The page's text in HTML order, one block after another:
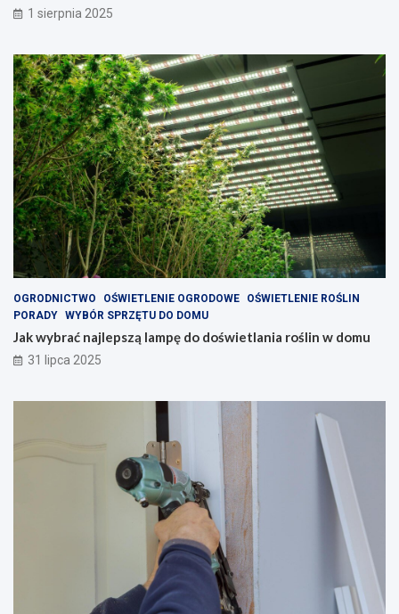
1 sierpnia 2025
OGRODNICTWO OŚWIETLENIE OGRODOWE
OŚWIETLENIE ROŚLIN
PORADY WYBÓR SPRZĘTU DO DOMU
Jak wybrać najlepszą lampę do doświetlania roślin w domu
31 lipca 2025